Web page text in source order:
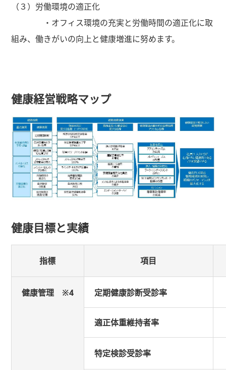
（３）労働環境の適正化
・オフィス環境の充実と労働時間の適正化に取
組み、働きがいの向上と健康増進に努めます。
健康経営戦略マップ
健康目標と実績
指標 項目
健康管理 ※4 定期健康診断受診率
適正体重維持者率
特定検診受診率